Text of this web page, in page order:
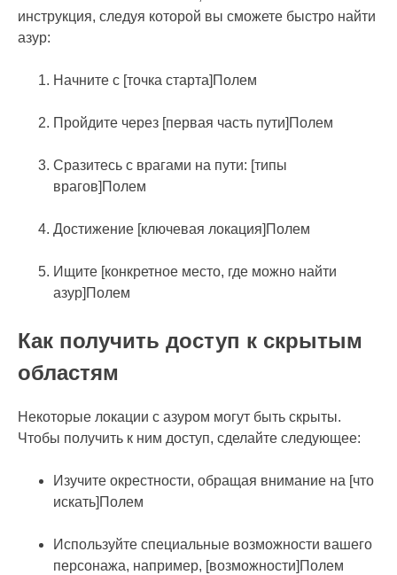
инструкция, следуя которой вы сможете быстро найти
азур:
Начните с [точка старта]Полем
Пройдите через [первая часть пути]Полем
Сразитесь с врагами на пути: [типы
врагов]Полем
Достижение [ключевая локация]Полем
Ищите [конкретное место, где можно найти
азур]Полем
Как получить доступ к скрытым
областям
Некоторые локации с азуром могут быть скрыты.
Чтобы получить к ним доступ, сделайте следующее:
Изучите окрестности, обращая внимание на [что
искать]Полем
Используйте специальные возможности вашего
персонажа, например, [возможности]Полем